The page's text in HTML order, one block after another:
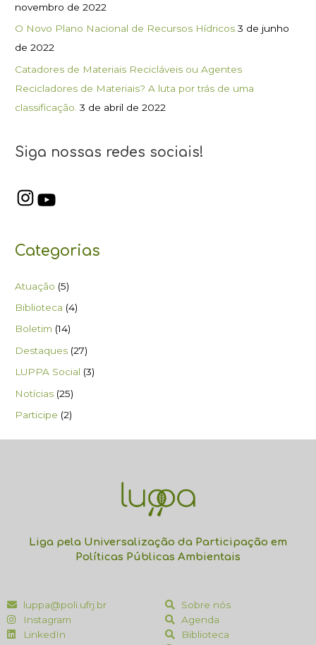
novembro de 2022
O Novo Plano Nacional de Recursos Hídricos 3 de junho
de 2022
Catadores de Materiais Recicláveis ou Agentes
Recicladores de Materiais? A luta por trás de uma
classificação. 3 de abril de 2022
Siga nossas redes sociais!
Categorias
Atuação (5)
Biblioteca (4)
Boletim (14)
Destaques (27)
LUPPA Social (3)
Notícias (25)
Participe (2)
Liga pela Universalização da Participação em
Políticas Públicas Ambientais
luppa@poli.ufrj.br
Instagram
LinkedIn
Sobre nós
Agenda
Biblioteca